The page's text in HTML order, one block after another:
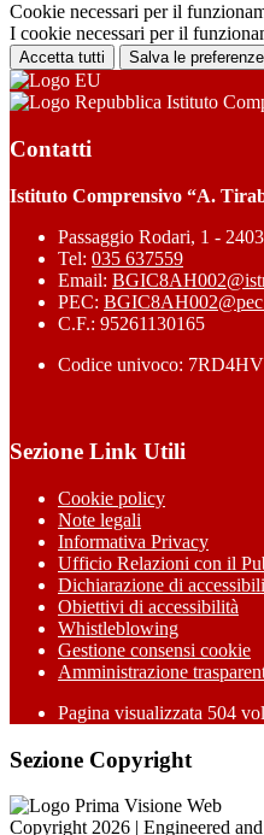
Cookie necessari per il
I cookie necessari per il
Accetta tutti Salva le preferenze
Istituto
Contatti
Istituto Comprensivo “A.
Passaggio Rodari, 1 -
Tel: 035 637559
Email:
PEC:
C.F.: 95261130165
Codice univoco: 7RD4HV
Sezione Link Utili
Cookie policy
Note legali
Informativa Privacy
Ufficio Relazioni con il
Dichiarazione di
Obiettivi di accessibilità
Whistleblowing
Gestione consensi cookie
Amministrazione
Pagina visualizzata 504
Sezione Copyright
Copyright 2026 | Engineered